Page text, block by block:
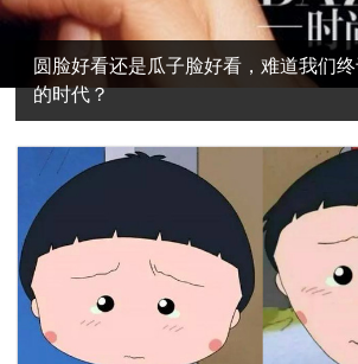
圆脸好看还是瓜子脸好看，难道我们
的时代？